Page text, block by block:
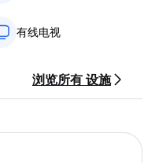
有线电视
浏览所有 设施